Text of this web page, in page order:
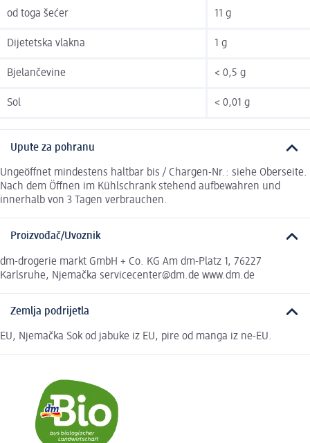
od toga šećer 11 g
Dijetetska vlakna 1 g
Bjelančevine < 0,5 g
Sol < 0,01 g
Upute za pohranu
Ungeöffnet mindestens haltbar bis / Chargen-Nr.: siehe Oberseite.
Nach dem Öffnen im Kühlschrank stehend aufbewahren und
innerhalb von 3 Tagen verbrauchen.
Proizvođač/Uvoznik
dm-drogerie markt GmbH + Co. KG Am dm-Platz 1, 76227
Karlsruhe, Njemačka servicecenter@dm.de www.dm.de
Zemlja podrijetla
EU, Njemačka Sok od jabuke iz EU, pire od manga iz ne-EU.